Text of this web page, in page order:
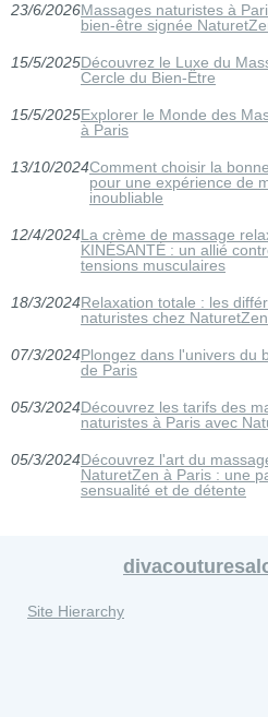
23/6/2026Massages naturistes à
bien-être signée
15/5/2025Découvrez le Luxe du
Cercle du Bien-Être
15/5/2025Explorer le Monde des
à Paris
13/10/2024Comment choisir la
pour une expérience de
inoubliable
12/4/2024La crème de massage
KINÉSANTÉ : un allié
tensions musculaires
18/3/2024Relaxation totale : les
naturistes chez NaturetZen
07/3/2024Plongez dans l'univers du
de Paris
05/3/2024Découvrez les tarifs des
naturistes à Paris avec
05/3/2024Découvrez l'art du
NaturetZen à Paris : une
sensualité et de détente
Site Hierarchy